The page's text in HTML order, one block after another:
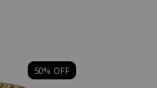
50% OFF